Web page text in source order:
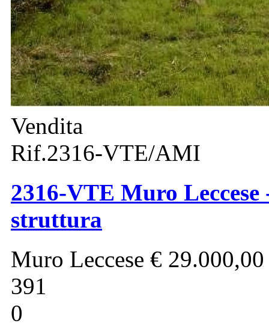
Vendita
Rif.2316-VTE/AMI
2316-VTE Muro
struttura
Muro Leccese € 29.000,00
391
0